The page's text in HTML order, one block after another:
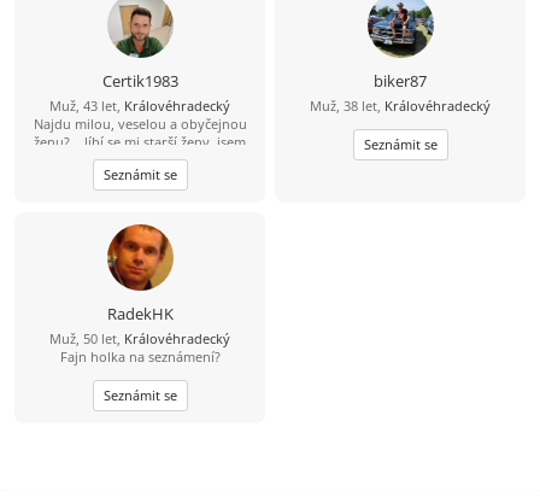
Certik1983
Muž, 43 let, Královéhradecký
Najdu milou, veselou a obyčejnou
ženu?... líbí se mi starší ženy, jsem
chtěl ještě dodat....
Seznámit se
biker87
Muž, 38 let, Královéhradecký
Seznámit se
RadekHK
Muž, 50 let, Královéhradecký
Fajn holka na seznámení?
Seznámit se